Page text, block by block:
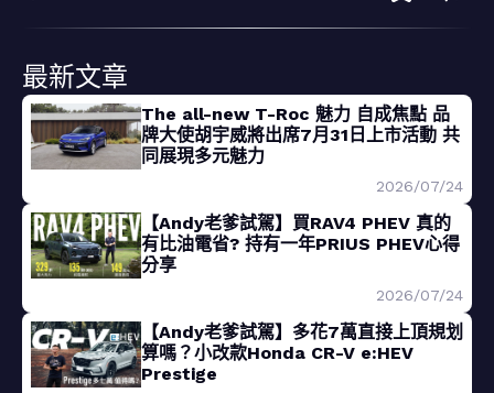
最新文章
The all-new T-Roc 魅力 自成焦點 品
牌大使胡宇威將出席7月31日上市活動 共
同展現多元魅力
2026/07/24
【Andy老爹試駕】買RAV4 PHEV 真的
有比油電省? 持有一年PRIUS PHEV心得
分享
2026/07/24
【Andy老爹試駕】多花7萬直接上頂規划
算嗎？小改款Honda CR-V e:HEV
Prestige